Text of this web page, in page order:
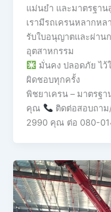
แม่นยำ และมาตรฐา
เรามีรถเครนหลากห
รับใบอนุญาตและผ่าน
อุตสาหกรรม
มั่นคง ปลอดภัย ไว้
ผิดชอบทุกครั้ง
พิชยาเครน – มาตรฐ
คุณ
ติดต่อสอบถา
2990 คุณ ต่อ 080-